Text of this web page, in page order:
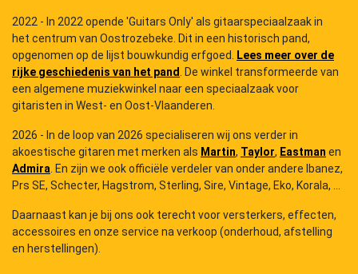
2022 - In 2022 opende 'Guitars Only' als gitaarspeciaalzaak in
het centrum van Oostrozebeke. Dit in een historisch pand,
opgenomen op de lijst bouwkundig erfgoed. Lees meer over de
rijke geschiedenis van het pand. De winkel transformeerde van
een algemene muziekwinkel naar een speciaalzaak voor
gitaristen in West- en Oost-Vlaanderen.
2026 - In de loop van 2026 specialiseren wij ons verder in
akoestische gitaren met merken als Martin, Taylor, Eastman en
Admira. En zijn we ook officiële verdeler van onder andere Ibanez,
Prs SE, Schecter, Hagstrom, Sterling, Sire, Vintage, Eko, Korala, ...
Daarnaast kan je bij ons ook terecht voor versterkers, effecten,
accessoires en onze service na verkoop (onderhoud, afstelling
en herstellingen).